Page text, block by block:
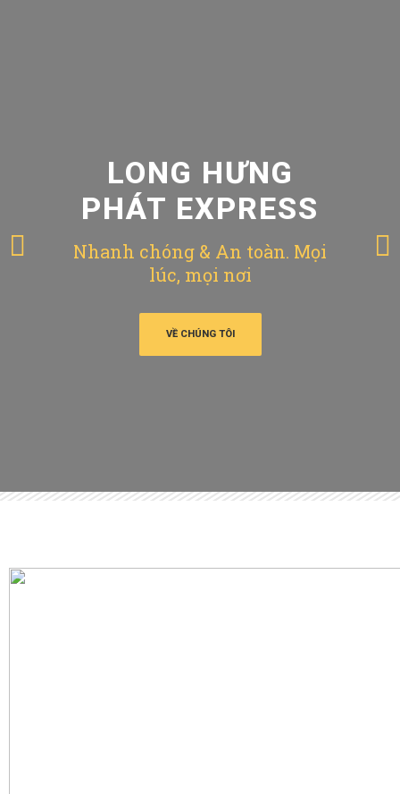
LONG HƯNG
PHÁT EXPRESS
Nhanh chóng & An toàn. Mọi
lúc, mọi nơi
VỀ CHÚNG TÔI